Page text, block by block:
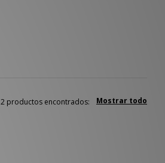
Mostrar todo
2 productos encontrados: